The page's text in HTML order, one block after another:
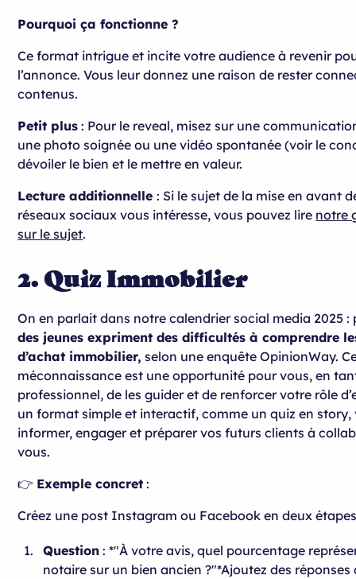
Pourquoi ça fonctionne ?
Ce format intrigue et incite votre audience à revenir
l’annonce. Vous leur donnez une raison de rester
contenus.
Petit plus : Pour le reveal, misez sur une
une photo soignée ou une vidéo spontanée (voir le
dévoiler le bien et le mettre en valeur.
Lecture additionnelle: Si le sujet de la mise en avant
réseaux sociaux vous intéresse, vous pouvez lire notre
sur le sujet.
2. Quiz Immobilier
On en parlait dans notre calendrier social media 2025 :
des jeunes expriment des difficultés à comprendre
d’achat immobilier, selon une enquête OpinionWay.
méconnaissance est une opportunité pour vous, en
professionnel, de les guider et de renforcer votre rôle
un format simple et interactif, comme un quiz en story,
informer, engager et préparer vos futurs clients à
vous.
👉 Exemple concret :
Créez une post Instagram ou Facebook en deux
Question : *"À votre avis, quel pourcentage
notaire sur un bien ancien ?"*Ajoutez des réponses